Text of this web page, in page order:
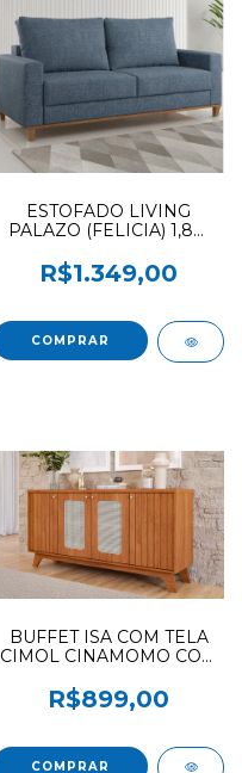
ESTOFADO LIVING
PALAZO (FELICIA) 1,8M
R$1.349,00
BUFFET ISA COM TELA
CIMOL CINAMOMO COM
R$899,00